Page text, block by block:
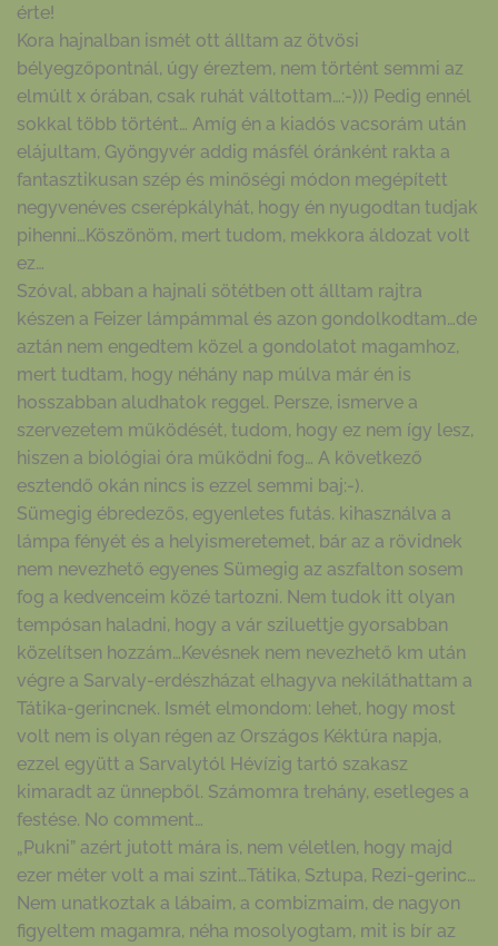
érte!
Kora hajnalban ismét ott álltam az ötvösi
bélyegzőpontnál, úgy éreztem, nem történt semmi az
elmúlt x órában, csak ruhát váltottam…:-))) Pedig ennél
sokkal több történt… Amíg én a kiadós vacsorám után
elájultam, Gyöngyvér addig másfél óránként rakta a
fantasztikusan szép és minőségi módon megépített
negyvenéves cserépkályhát, hogy én nyugodtan tudjak
pihenni…Köszönöm, mert tudom, mekkora áldozat volt
ez…
Szóval, abban a hajnali sötétben ott álltam rajtra
készen a Feizer lámpámmal és azon gondolkodtam…de
aztán nem engedtem közel a gondolatot magamhoz,
mert tudtam, hogy néhány nap múlva már én is
hosszabban aludhatok reggel. Persze, ismerve a
szervezetem működését, tudom, hogy ez nem így lesz,
hiszen a biológiai óra működni fog… A következő
esztendő okán nincs is ezzel semmi baj:-).
Sümegig ébredezős, egyenletes futás. kihasználva a
lámpa fényét és a helyismeretemet, bár az a rövidnek
nem nevezhető egyenes Sümegig az aszfalton sosem
fog a kedvenceim közé tartozni. Nem tudok itt olyan
tempósan haladni, hogy a vár sziluettje gyorsabban
közelítsen hozzám…Kevésnek nem nevezhető km után
végre a Sarvaly-erdészházat elhagyva nekiláthattam a
Tátika-gerincnek. Ismét elmondom: lehet, hogy most
volt nem is olyan régen az Országos Kéktúra napja,
ezzel együtt a Sarvalytól Hévízig tartó szakasz
kimaradt az ünnepből. Számomra trehány, esetleges a
festése. No comment…
„Pukni” azért jutott mára is, nem véletlen, hogy majd
ezer méter volt a mai szint…Tátika, Sztupa, Rezi-gerinc…
Nem unatkoztak a lábaim, a combizmaim, de nagyon
figyeltem magamra, néha mosolyogtam, mit is bír az